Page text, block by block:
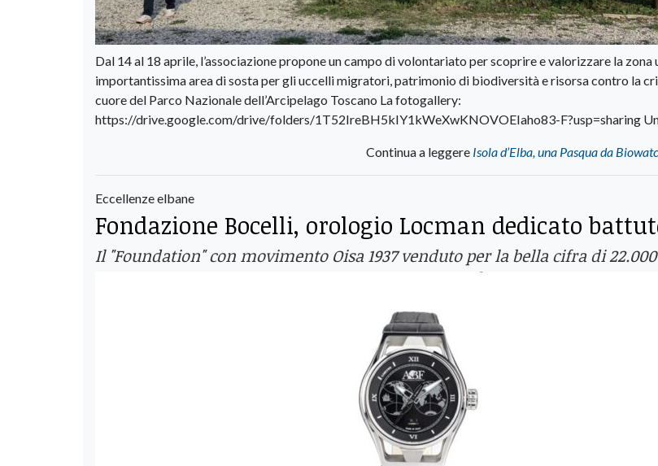
Dal 14 al 18 aprile, l’associazione propone un campo di volontariato per scoprire e valorizzare la zona
importantissima area di sosta per gli uccelli migratori, patrimonio di biodiversità e risorsa contro la
cuore del Parco Nazionale dell’Arcipelago Toscano La fotogallery:
https://drive.google.com/drive/folders/1T52IreBH5kIY1kWeXwKNOVOEIaho83-F?usp=sharing Un
Continua a leggere Isola d’Elba, una Pasqua da
Eccellenze elbane
Fondazione Bocelli, orologio Locman dedicato
Il "Foundation" con movimento Oisa 1937 venduto per la bella cifra di